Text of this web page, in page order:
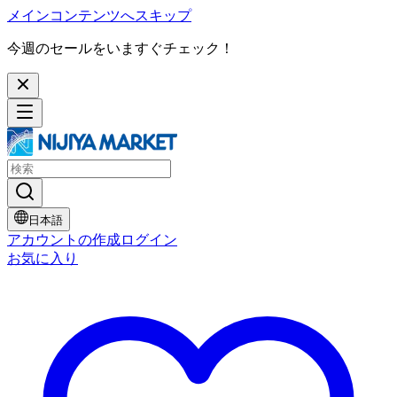
メインコンテンツへスキップ
今週のセールをいますぐチェック！
日本語
アカウントの作成ログイン
お気に入り